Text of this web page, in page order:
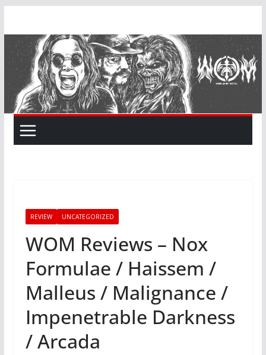
content
REVIEW UNCATEGORIZED
WOM Reviews – Nox
Formulae / Haissem /
Malleus / Malignance /
Impenetrable Darkness
/ Arcada